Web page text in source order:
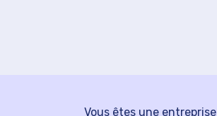
Vous êtes une entreprise